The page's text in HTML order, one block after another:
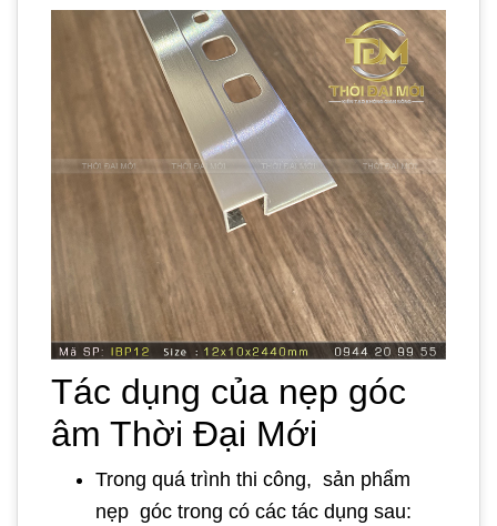
Tác dụng của nẹp góc
âm Thời Đại Mới
Trong quá trình thi công, sản phẩm
nẹp góc trong có các tác dụng sau: